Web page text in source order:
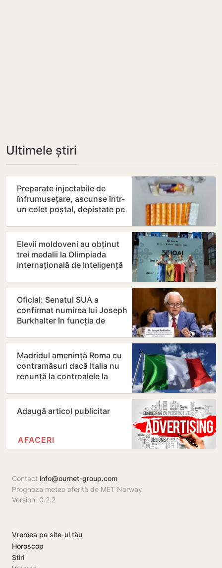
Ultimele știri
Preparate injectabile de
înfrumusețare, ascunse într-
un colet poștal, depistate pe
Elevii moldoveni au obținut
trei medalii la Olimpiada
Internațională de Inteligență
Oficial: Senatul SUA a
confirmat numirea lui Joseph
Burkhalter în funcția de
Madridul amenință Roma cu
contramăsuri dacă Italia nu
renunță la controalele la
Adaugă articol publicitar
AFACERI
Contact info@ournet-group.com
Prognoza meteo oferită de MET Norway
Version: 0.2.2
Vremea pe site-ul tău
Horoscop
Știri